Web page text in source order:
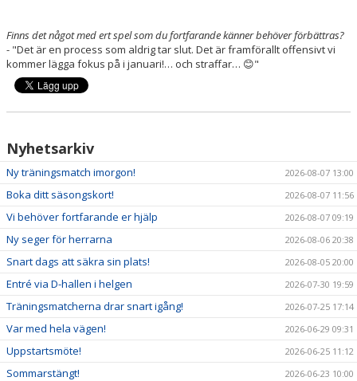
Finns det något med ert spel som du fortfarande känner behöver förbättras?
- "Det är en process som aldrig tar slut. Det är framförallt offensivt vi
kommer lägga fokus på i januari!… och straffar… 😊"
Nyhetsarkiv
Ny träningsmatch imorgon! 2026-08-07 13:00
Boka ditt säsongskort! 2026-08-07 11:56
Vi behöver fortfarande er hjälp 2026-08-07 09:19
Ny seger för herrarna 2026-08-06 20:38
Snart dags att säkra sin plats! 2026-08-05 20:00
Entré via D-hallen i helgen 2026-07-30 19:59
Träningsmatcherna drar snart igång! 2026-07-25 17:14
Var med hela vägen! 2026-06-29 09:31
Uppstartsmöte! 2026-06-25 11:12
Sommarstängt! 2026-06-23 10:00